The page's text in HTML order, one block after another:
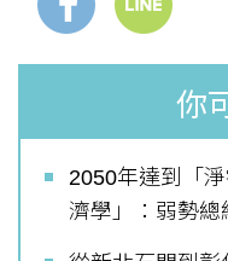
你
2050年達到「
濟學」：弱勢總